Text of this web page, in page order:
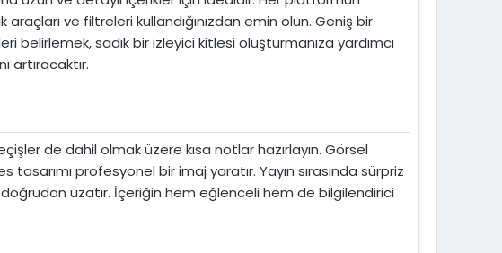
ve filtreleri kullandığınızdan emin olun. Geniş bir
belirlemek, sadık bir izleyici kitlesi oluşturmanıza yardımcı
artıracaktır.
de dahil olmak üzere kısa notlar hazırlayın. Görsel
profesyonel bir imaj yaratır. Yayın sırasında sürpriz
uzatır. İçeriğin hem eğlenceli hem de bilgilendirici